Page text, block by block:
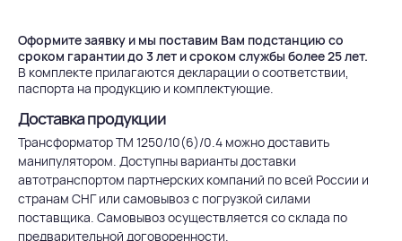
Оформите заявку и мы поставим Вам подстанцию со
сроком гарантии до 3 лет и сроком службы более 25 лет.
В комплекте прилагаются декларации о соответствии,
паспорта на продукцию и комплектующие.
Доставка продукции
Трансформатор ТМ 1250/10(6)/0.4 можно доставить
манипулятором. Доступны варианты доставки
автотранспортом партнерских компаний по всей России и
странам СНГ или самовывоз с погрузкой силами
поставщика. Самовывоз осуществляется со склада по
предварительной договоренности.